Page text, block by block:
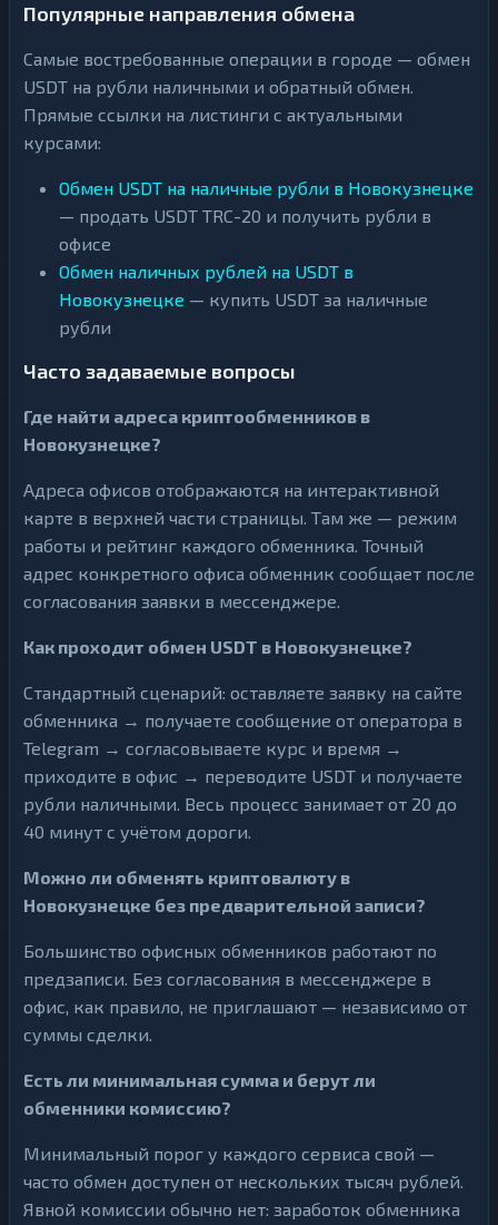
Популярные направления обмена
Самые востребованные операции в городе — обмен
USDT на рубли наличными и обратный обмен.
Прямые ссылки на листинги с актуальными
курсами:
Обмен USDT на наличные рубли в Новокузнецке
— продать USDT TRC-20 и получить рубли в
офисе
Обмен наличных рублей на USDT в
Новокузнецке — купить USDT за наличные
рубли
Часто задаваемые вопросы
Где найти адреса криптообменников в
Новокузнецке?
Адреса офисов отображаются на интерактивной
карте в верхней части страницы. Там же — режим
работы и рейтинг каждого обменника. Точный
адрес конкретного офиса обменник сообщает после
согласования заявки в мессенджере.
Как проходит обмен USDT в Новокузнецке?
Стандартный сценарий: оставляете заявку на сайте
обменника → получаете сообщение от оператора в
Telegram → согласовываете курс и время →
приходите в офис → переводите USDT и получаете
рубли наличными. Весь процесс занимает от 20 до
40 минут с учётом дороги.
Можно ли обменять криптовалюту в
Новокузнецке без предварительной записи?
Большинство офисных обменников работают по
предзаписи. Без согласования в мессенджере в
офис, как правило, не приглашают — независимо от
суммы сделки.
Есть ли минимальная сумма и берут ли
обменники комиссию?
Минимальный порог у каждого сервиса свой —
часто обмен доступен от нескольких тысяч рублей.
Явной комиссии обычно нет: заработок обменника